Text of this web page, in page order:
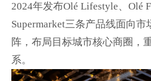
2024年发布Olé Lifestyle、Olé
Supermarket三条产品线面向
阵，布局目标城市核心商圈，
系。